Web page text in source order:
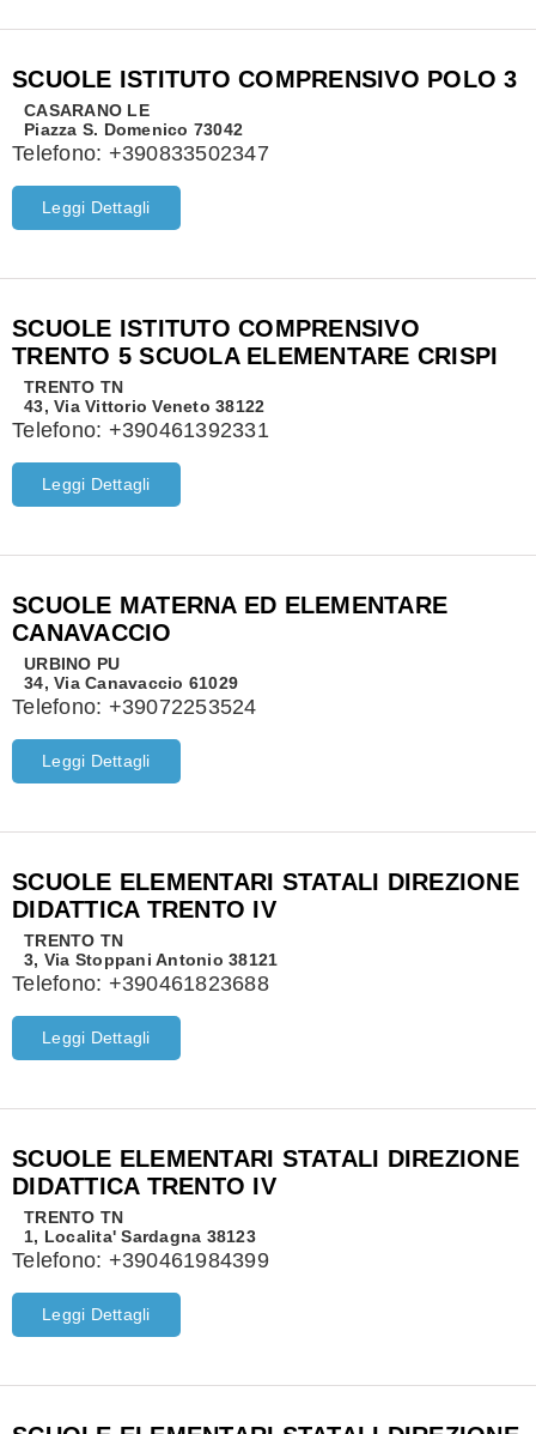
SCUOLE ISTITUTO COMPRENSIVO POLO 3
CASARANO LE
Piazza S. Domenico 73042
Telefono: +390833502347
Leggi Dettagli
SCUOLE ISTITUTO COMPRENSIVO
TRENTO 5 SCUOLA ELEMENTARE CRISPI
TRENTO TN
43, Via Vittorio Veneto 38122
Telefono: +390461392331
Leggi Dettagli
SCUOLE MATERNA ED ELEMENTARE
CANAVACCIO
URBINO PU
34, Via Canavaccio 61029
Telefono: +39072253524
Leggi Dettagli
SCUOLE ELEMENTARI STATALI DIREZIONE
DIDATTICA TRENTO IV
TRENTO TN
3, Via Stoppani Antonio 38121
Telefono: +390461823688
Leggi Dettagli
SCUOLE ELEMENTARI STATALI DIREZIONE
DIDATTICA TRENTO IV
TRENTO TN
1, Localita' Sardagna 38123
Telefono: +390461984399
Leggi Dettagli